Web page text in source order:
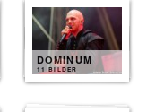
DOMINUM
11 BILDER